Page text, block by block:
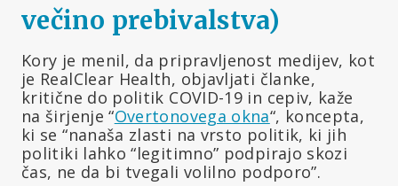
večino prebivalstva)
Kory je menil, da pripravljenost medijev, kot
je RealClear Health, objavljati članke,
kritične do politik COVID-19 in cepiv, kaže
na širjenje “Overtonovega okna“, koncepta,
ki se “nanaša zlasti na vrsto politik, ki jih
politiki lahko “legitimno” podpirajo skozi
čas, ne da bi tvegali volilno podporo”.